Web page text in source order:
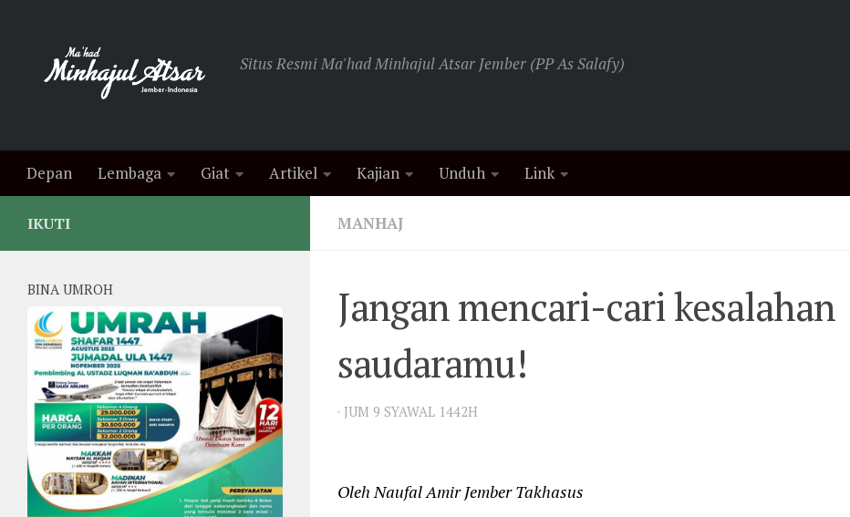
Situs Resmi Ma'had Minhajul Atsar Jember (PP As Salafy)
Depan Lembaga Giat Artikel Kajian Unduh Link
MANHAJ
Jangan mencari-cari kesalahan
saudaramu!
· JUM 9 SYAWAL 1442H
Oleh Naufal Amir Jember Takhasus
IKUTI
BINA UMROH